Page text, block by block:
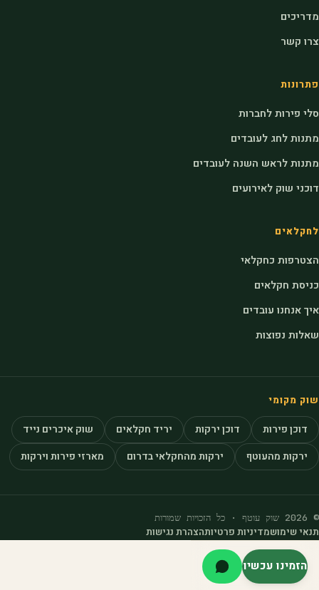
מדריכים
צרו קשר
פתרונות
סלי פירות לחברות
מתנות לחג לעובדים
מתנות לראש השנה לעובדים
דוכני שוק לאירועים
לחקלאים
הצטרפות כחקלאי
כניסת חקלאים
איך אנחנו עובדים
שאלות נפוצות
שוק מקומי
דוכן פירות דוכן ירקות יריד חקלאים
שוק איכרים נייד
ירקות מהעוטף
ירקות מהחקלאי בדרום מארזי פירות וירקות
© 2026 שוק עוטף · כל הזכויות שמורות
תנאי שימושמדיניות פרטיותהצהרת נגישות
הזמינו עכשיו